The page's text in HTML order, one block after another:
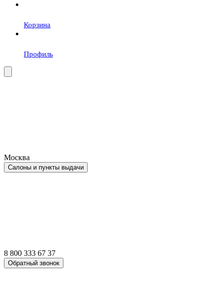
Корзина
Профиль
Москва
Салоны и пункты выдачи
8 800 333 67 37
Обратный звонок